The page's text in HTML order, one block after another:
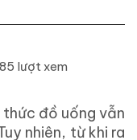
lượt xem
đồ uống vẫn
nhiên, từ khi ra